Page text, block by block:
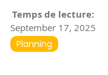
Temps de lecture:
September 17, 2025
Planning